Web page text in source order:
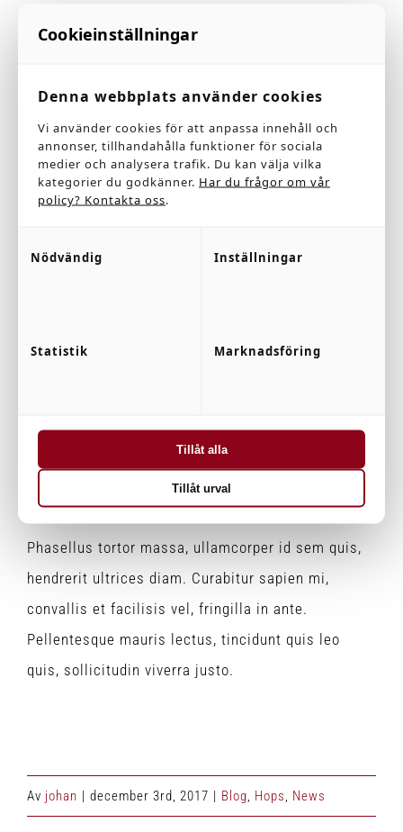
Curabitur ornare, metus ornare finibus mollis, mi
tempus neque. Donec bibendum, ligula vel feugiat
sagittis, ante sem tempor dolor, vitae.
Praesent euismod in diam gravida rhoncus.
Maecenas vitae congue arcu.
Phasellus tortor massa, ullamcorper id sem quis,
hendrerit ultrices diam. Curabitur sapien mi,
convallis et facilisis vel, fringilla in ante.
Pellentesque mauris lectus, tincidunt quis leo
quis, sollicitudin viverra justo.
Av johan | december 3rd, 2017 | Blog, Hops, News
Cookieinställningar
Denna webbplats använder cookies
Vi använder cookies för att anpassa innehåll och
annonser, tillhandahålla funktioner för sociala
medier och analysera trafik. Du kan välja vilka
kategorier du godkänner. Har du frågor om vår
policy? Kontakta oss.
Nödvändig Inställningar
Statistik Marknadsföring
Tillåt urval
Tillåt alla